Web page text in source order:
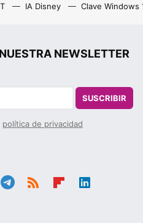
IA Disney Clave Windows
NEWSLETTER
SUSCRIBIR
política de privacidad